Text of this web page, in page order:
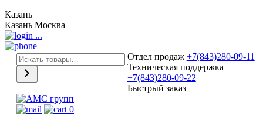
Казань
Казань Москва
...
Отдел продаж +7(843)280-09-11
Техническая поддержка
+7(843)280-09-22
Быстрый заказ
0